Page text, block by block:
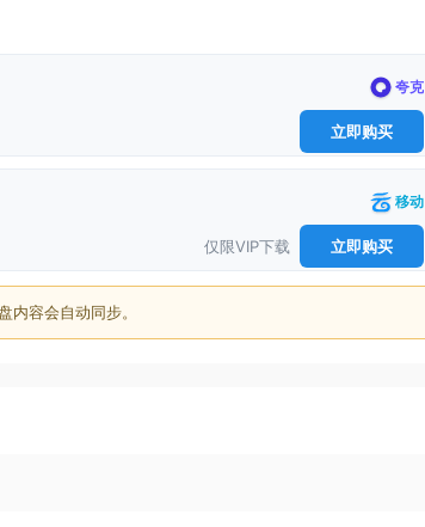
夸克
立即购买
移动
仅限VIP下载 立即购买
内容会自动同步。